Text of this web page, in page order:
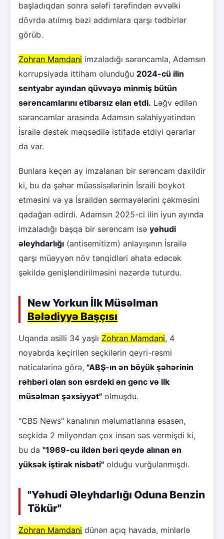
başladıqdan sonra sələfi tərəfindən əvvəlki
dövrdə atılmış bəzi addımlara qarşı tədbirlər
görüb.
Zohran Mamdani imzaladığı sərəncamla, Adamsın
korrupsiyada ittiham olunduğu 2024-cü ilin
sentyabr ayından qüvvəyə minmiş bütün
sərəncamlarını etibarsız elan etdi. Ləğv edilən
sərəncamlar arasında Adamsın səlahiyyətindən
İsrailə dəstək məqsədilə istifadə etdiyi qərarlar
da var.
Bunlara keçən ay imzalanan bir sərəncam daxildir
ki, bu da şəhər müəssisələrinin İsraili boykot
etməsini və ya İsraildən sərmayələrini çəkməsini
qadağan edirdi. Adamsın 2025-ci ilin iyun ayında
imzaladığı başqa bir sərəncam isə yəhudi
əleyhdarlığı (antisemitizm) anlayışının İsrailə
qarşı müəyyən növ tənqidləri əhatə edəcək
şəkildə genişləndirilməsini nəzərdə tuturdu.
New Yorkun İlk Müsəlman
Bələdiyyə Başçısı
Uqanda əsilli 34 yaşlı Zohran Mamdani, 4
noyabrda keçirilən seçkilərin qeyri-rəsmi
nəticələrinə görə, "ABŞ-ın ən böyük şəhərinin
rəhbəri olan son əsrdəki ən gənc və ilk
müsəlman şəxsiyyət" olmuşdu.
"CBS News" kanalının məlumatlarına əsasən,
seçkidə 2 milyondan çox insan səs vermişdi ki,
bu da "1969-cu ildən bəri qeydə alınan ən
yüksək iştirak nisbəti" olduğu vurğulanmışdı.
"Yəhudi Əleyhdarlığı Oduna Benzin
Tökür"
Zohran Mamdani dünən açıq havada, minlərlə